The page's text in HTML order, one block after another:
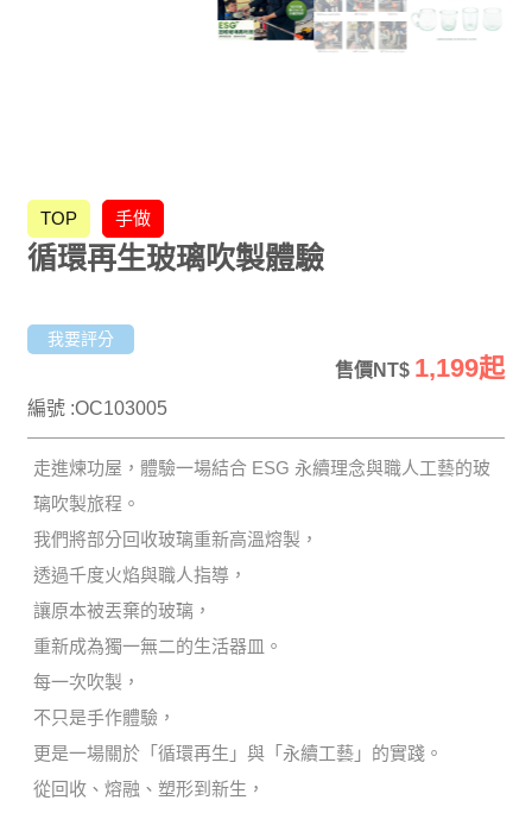
TOP 手做
循環再生玻璃吹製體驗
我要評分
售價NT$ 1,199起
編號 :OC103005
走進煉功屋，體驗一場結合 ESG 永續理念與職人工藝的玻
璃吹製旅程。
我們將部分回收玻璃重新高溫熔製，
透過千度火焰與職人指導，
讓原本被丟棄的玻璃，
重新成為獨一無二的生活器皿。
每一次吹製，
不只是手作體驗，
更是一場關於「循環再生」與「永續工藝」的實踐。
從回收、熔融、塑形到新生，